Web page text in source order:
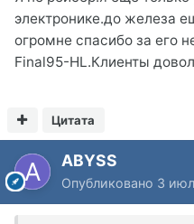
электронике.до железа
огромне спасибо за его
Final95-HL.Клиенты
Цитата
ABYSS
Опубликовано 3